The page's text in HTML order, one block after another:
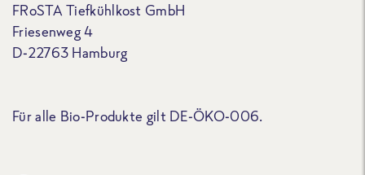
FRoSTA Tiefkühlkost GmbH
Friesenweg 4
D-22763 Hamburg
Für alle Bio-Produkte gilt DE-ÖKO-006.